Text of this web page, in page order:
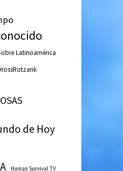
Latinoamérica
de Hoy
Human Survival TV